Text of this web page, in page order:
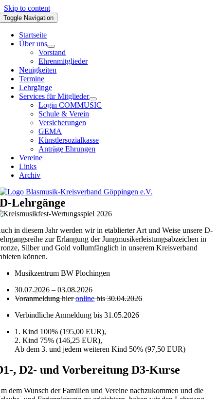
Skip to content
Toggle Navigation
Startseite
Über uns
Vorstand
Ehrenmitglieder
Neuigkeiten
Termine
Lehrgänge
Services für Mitglieder
Login COMMUSIC
Schule & Verein
Versicherungen
GEMA
Künstlersozialkasse
Anträge Ehrungen
Vereine
Links
Archiv
D-Lehrgänge
in diesem Jahr werden wir in etablierter Art und Weise unsere D-
zur Erlangung der Jungmusikerleistungsabzeichen in
Silber und Gold vollumfänglich in unserem Kreisverband
können.
Musikzentrum BW Plochingen
30.07.2026 – 03.08.2026
Voranmeldung hieronlinebis 30.04.2026
Verbindliche Anmeldung bis 31.05.2026
1. Kind 100% (195,00 EUR),
2. Kind 75% (146,25 EUR),
Ab dem 3. und jedem weiteren Kind 50% (97,50 EUR)
, D2- und Vorbereitung D3-Kurse
dem Wunsch der Familien und Vereine nachzukommen und die